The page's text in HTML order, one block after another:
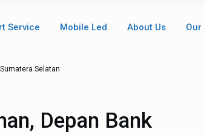
Service Mobile Led About Us
Selatan
Depan Bank